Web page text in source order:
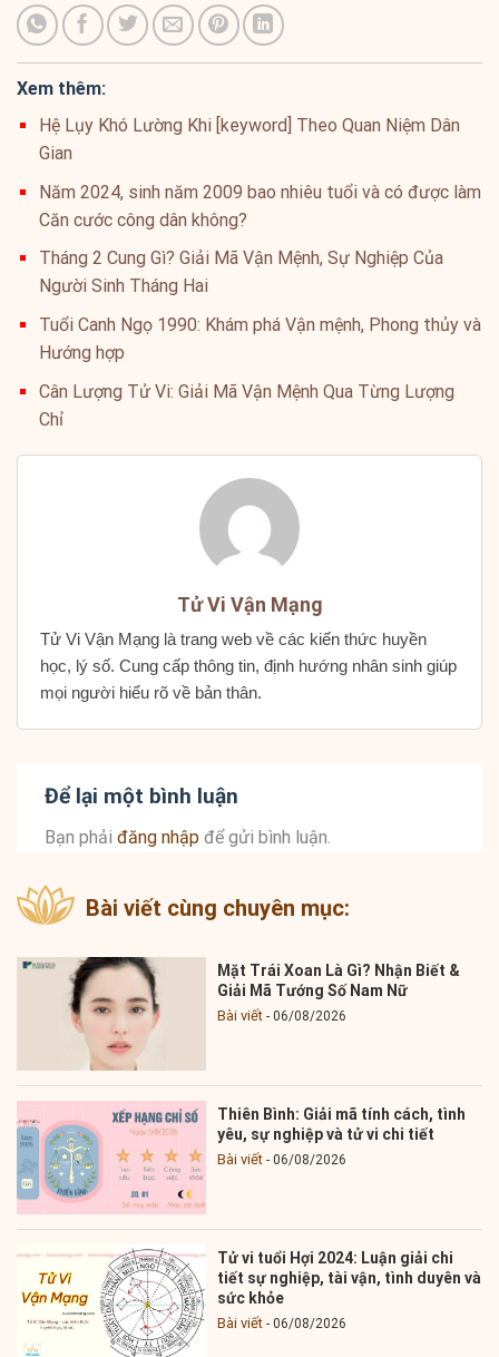
Xem thêm:
Hệ Lụy Khó Lường Khi [keyword] Theo Quan Niệm Dân
Gian
Năm 2024, sinh năm 2009 bao nhiêu tuổi và có được làm
Căn cước công dân không?
Tháng 2 Cung Gì? Giải Mã Vận Mệnh, Sự Nghiệp Của
Người Sinh Tháng Hai
Tuổi Canh Ngọ 1990: Khám phá Vận mệnh, Phong thủy và
Hướng hợp
Cân Lượng Tử Vi: Giải Mã Vận Mệnh Qua Từng Lượng
Chỉ
Tử Vi Vận Mạng
Tử Vi Vận Mạng là trang web về các kiến thức huyền
học, lý số. Cung cấp thông tin, định hướng nhân sinh giúp
mọi người hiểu rõ về bản thân.
Để lại một bình luận
Bạn phải đăng nhập để gửi bình luận.
Bài viết cùng chuyên mục:
Mặt Trái Xoan Là Gì? Nhận Biết &
Giải Mã Tướng Số Nam Nữ
Bài viết 06/08/2026
Thiên Bình: Giải mã tính cách, tình
yêu, sự nghiệp và tử vi chi tiết
Bài viết 06/08/2026
Tử vi tuổi Hợi 2024: Luận giải chi
tiết sự nghiệp, tài vận, tình duyên và
sức khỏe
Bài viết 06/08/2026